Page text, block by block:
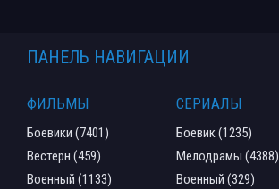
ПАНЕЛЬ НАВИГАЦИИ
ФИЛЬМЫ
Боевики (7401)
Вестерн (459)
Военный (1133)
СЕРИАЛЫ
Боевик (1235)
Мелодрамы (4388)
Военный (329)